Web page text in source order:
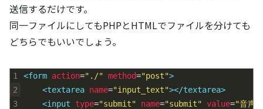
送信するだけです。
同一ファイルにしてもPHPとHTMLでファイルを分けても
どちらでもいいでしょう。
1
2
3
<form action="./" method="post">
<textarea name="input_text"></textarea>
<input type="submit" name="submit" value="音声